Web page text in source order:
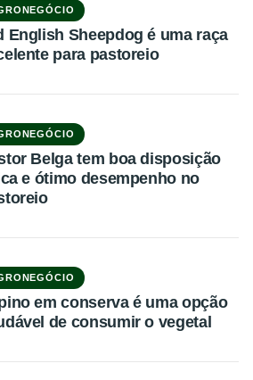
English Sheepdog é uma raça
para pastoreio
Belga tem boa disposição
e ótimo desempenho no
em conserva é uma opção
de consumir o vegetal